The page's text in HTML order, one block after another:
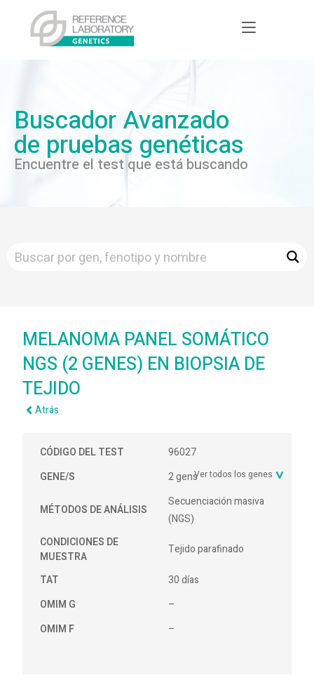
Buscador Avanzado
de pruebas genéticas
Encuentre el test que está buscando
MELANOMA PANEL SOMÁTICO
NGS (2 GENES) EN BIOPSIA DE
TEJIDO
Atrás
CÓDIGO DEL TEST
96027
GENE/S
Ver todos los genes
2 gens
MÉTODOS DE ANÁLISIS
Secuenciación masiva
(NGS)
CONDICIONES DE
MUESTRA
Tejido parafinado
TAT
30 días
OMIM G
–
OMIM F
–